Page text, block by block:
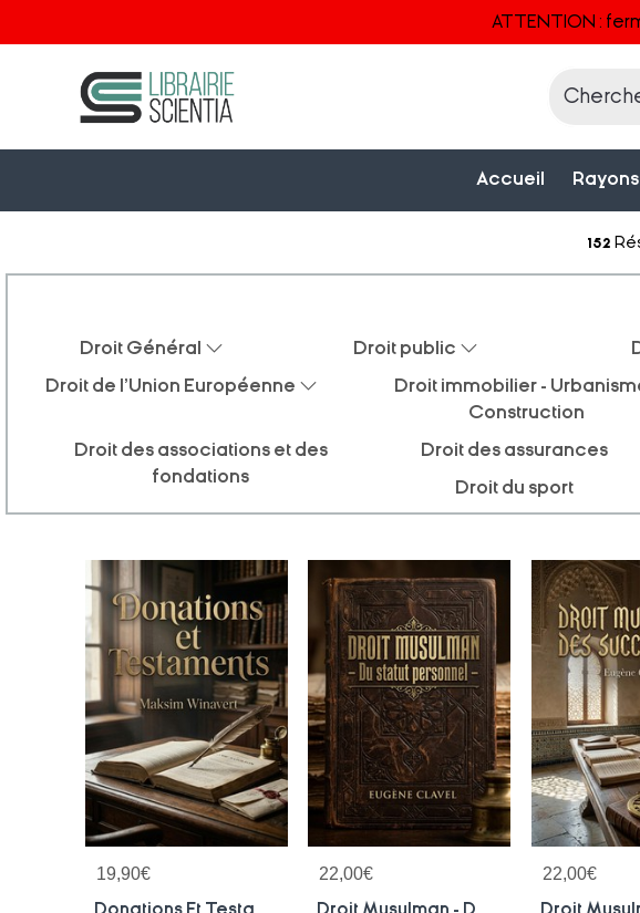
ATTENTION :
Accueil Rayons
152
Droit Général Droit public
Droit de l'Union Européenne
Droit immobilier -
Construction
Droit des associations et des
fondations
Droit des assurances
Droit du sport
19,90€ 22,00€ 22,00€